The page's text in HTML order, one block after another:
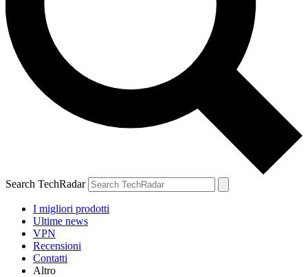
Search TechRadar
I migliori prodotti
Ultime news
VPN
Recensioni
Contatti
Altro